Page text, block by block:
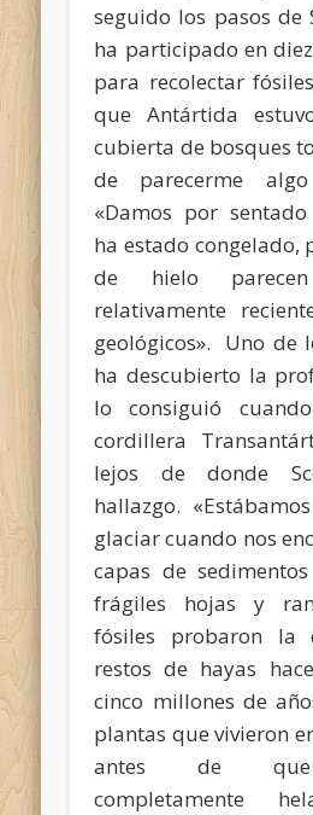
seguido los pasos de
ha participado en
para recolectar
que Antártida
cubierta de bosques
de parecerme algo
«Damos por
ha estado congelado,
de hielo
relativamente
geológicos». Uno de
ha descubierto la
lo consiguió
cordillera
lejos de donde
hallazgo.
glaciar cuando nos
capas de
frágiles hojas y
fósiles probaron la
restos de hayas
cinco millones de
plantas que vivieron
antes de que
completamente